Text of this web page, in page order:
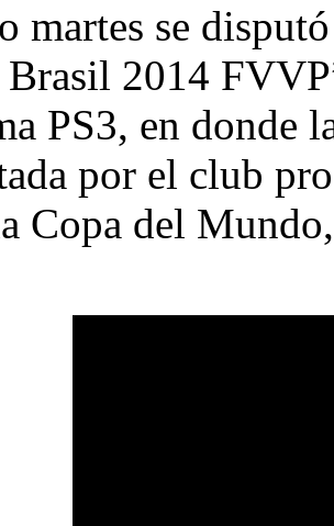
martes se
2014
PS3, en donde
por el club
Copa del